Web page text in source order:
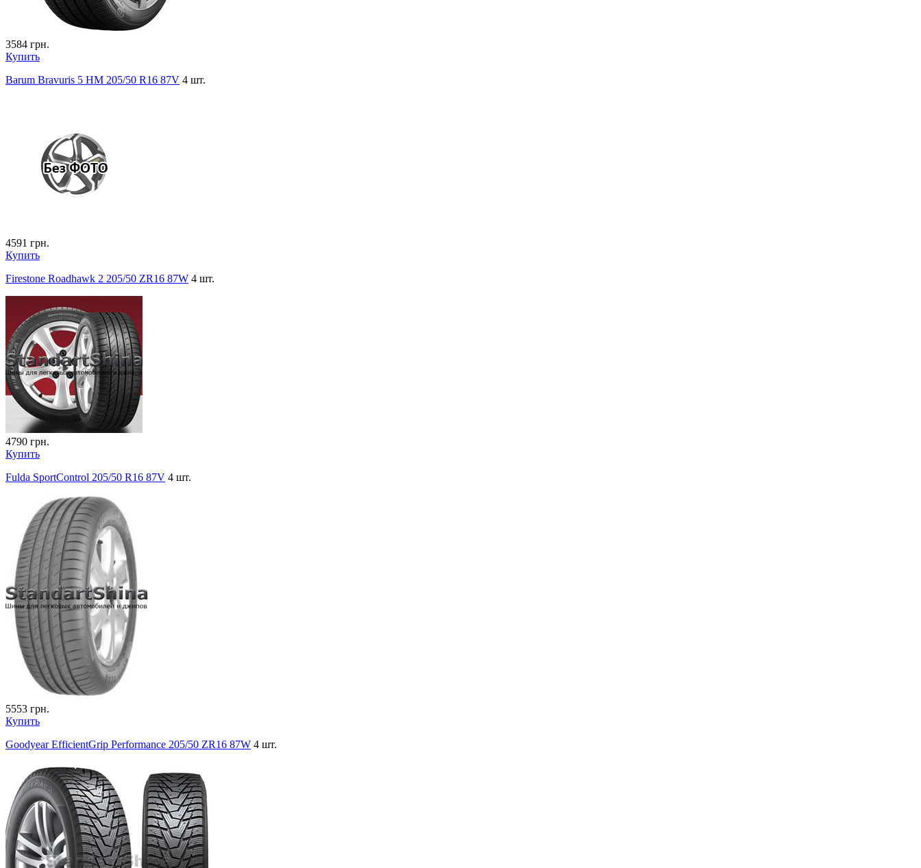
3584 грн.
Купить
Barum Bravuris 5 HM 205/50 R16 87V 4 шт.
4591 грн.
Купить
Firestone Roadhawk 2 205/50 ZR16 87W 4 шт.
4790 грн.
Купить
Fulda SportControl 205/50 R16 87V 4 шт.
5553 грн.
Купить
Goodyear EfficientGrip Performance 205/50 ZR16 87W 4 шт.